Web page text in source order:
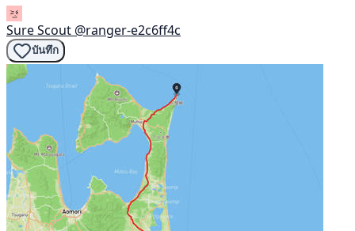
Sure Scout @ranger-e2c6ff4c
บันทึก